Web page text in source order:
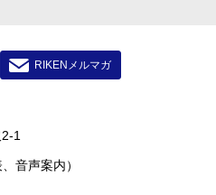
1
、音声案内）
RIKENメルマガ